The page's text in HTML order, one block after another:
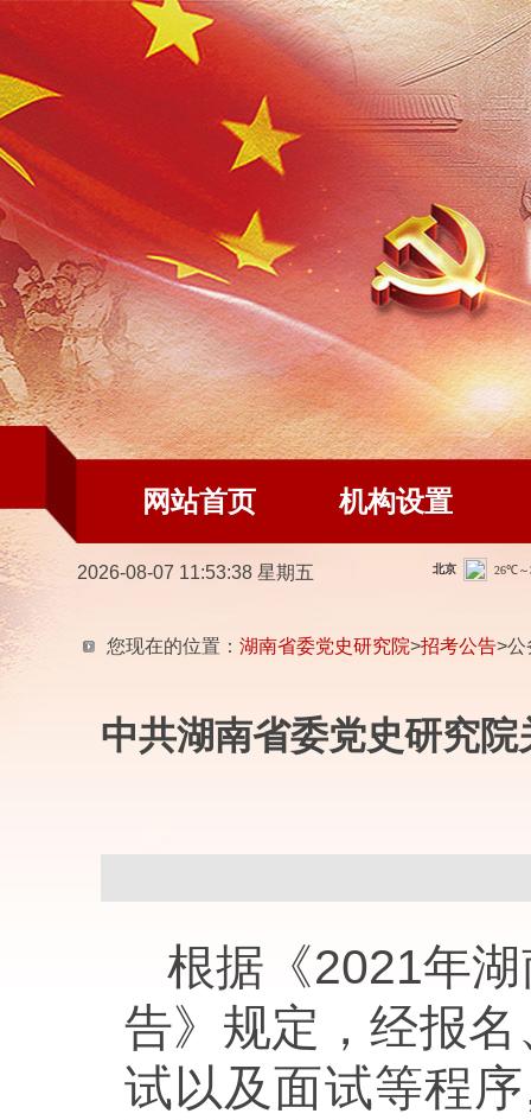
网站首页 机构设置
2026-08-07 11:53:39 星期五
您现在的位置： 湖南省委党史研究院>招考公告>公
中共湖南省委党史研究
根据《2021年
告》规定，经报
试以及面试等程